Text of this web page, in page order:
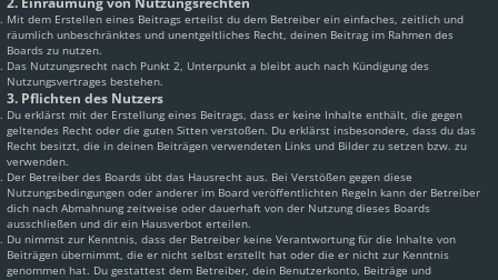
Mit dem Erstellen eines Beitrags erteilst du dem Betreiber ein einfaches, zeitlich und
räumlich unbeschränktes und unentgeltliches Recht, deinen Beitrag im Rahmen des
Boards zu nutzen.
Das Nutzungsrecht nach Punkt 2, Unterpunkt a bleibt auch nach Kündigung des
Nutzungsvertrages bestehen.
3. Pflichten des Nutzers
Du erklärst mit der Erstellung eines Beitrags, dass er keine Inhalte enthält, die gegen
geltendes Recht oder die guten Sitten verstoßen. Du erklärst insbesondere, dass du das
Recht besitzt, die in deinen Beiträgen verwendeten Links und Bilder zu setzen bzw. zu
verwenden.
Der Betreiber des Boards übt das Hausrecht aus. Bei Verstößen gegen diese
Nutzungsbedingungen oder anderer im Board veröffentlichten Regeln kann der Betreiber
dich nach Abmahnung zeitweise oder dauerhaft von der Nutzung dieses Boards
ausschließen und dir ein Hausverbot erteilen.
Du nimmst zur Kenntnis, dass der Betreiber keine Verantwortung für die Inhalte von
Beiträgen übernimmt, die er nicht selbst erstellt hat oder die er nicht zur Kenntnis
genommen hat. Du gestattest dem Betreiber, dein Benutzerkonto, Beiträge und